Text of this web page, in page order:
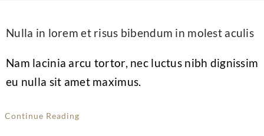
Nulla in lorem et risus bibendum in molest aculis
Nam lacinia arcu tortor, nec luctus nibh dignissim
eu nulla sit amet maximus.
Continue Reading